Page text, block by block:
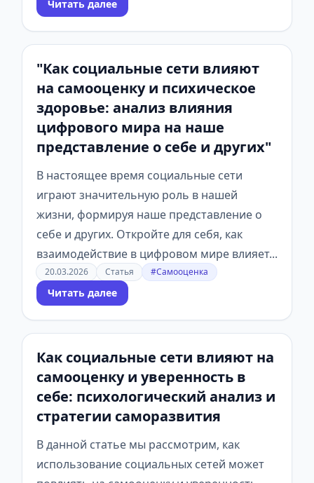
Читать далее
"Как социальные сети влияют
на самооценку и психическое
здоровье: анализ влияния
цифрового мира на наше
представление о себе и других"
В настоящее время социальные сети
играют значительную роль в нашей
жизни, формируя наше представление о
себе и других. Откройте для себя, как
взаимодействие в цифровом мире влияет...
20.03.2026 Статья #Самооценка
Читать далее
Как социальные сети влияют на
самооценку и уверенность в
себе: психологический анализ и
стратегии саморазвития
В данной статье мы рассмотрим, как
использование социальных сетей может